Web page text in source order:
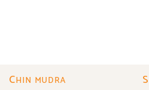
CHIN MUDRA S